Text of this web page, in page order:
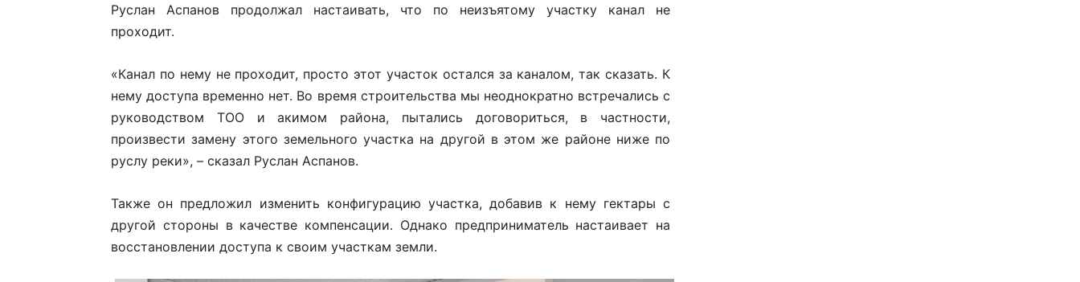
Руслан Аспанов продолжал настаивать, что по неизъятому участку канал не
проходит.
«Канал по нему не проходит, просто этот участок остался за каналом, так сказать. К
нему доступа временно нет. Во время строительства мы неоднократно встречались с
руководством ТОО и акимом района, пытались договориться, в частности,
произвести замену этого земельного участка на другой в этом же районе ниже по
руслу реки», – сказал Руслан Аспанов.
Также он предложил изменить конфигурацию участка, добавив к нему гектары с
другой стороны в качестве компенсации. Однако предприниматель настаивает на
восстановлении доступа к своим участкам земли.